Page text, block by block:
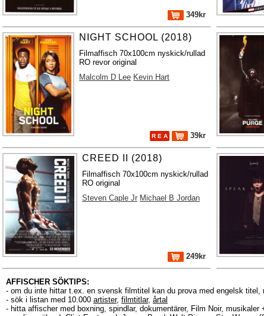
349kr
NIGHT SCHOOL (2018)
Filmaffisch 70x100cm nyskick/rullad
RO revor original
Malcolm D Lee Kevin Hart
R E A 39kr
CREED II (2018)
Filmaffisch 70x100cm nyskick/rullad
RO original
Steven Caple Jr Michael B Jordan
249kr
AFFISCHER SÖKTIPS:
- om du inte hittar t.ex. en svensk filmtitel kan du prova med engelsk titel,
- sök i listan med 10.000 artister, filmtitlar, årtal
- hitta affischer med boxning, spindlar, dokumentärer, Film Noir,